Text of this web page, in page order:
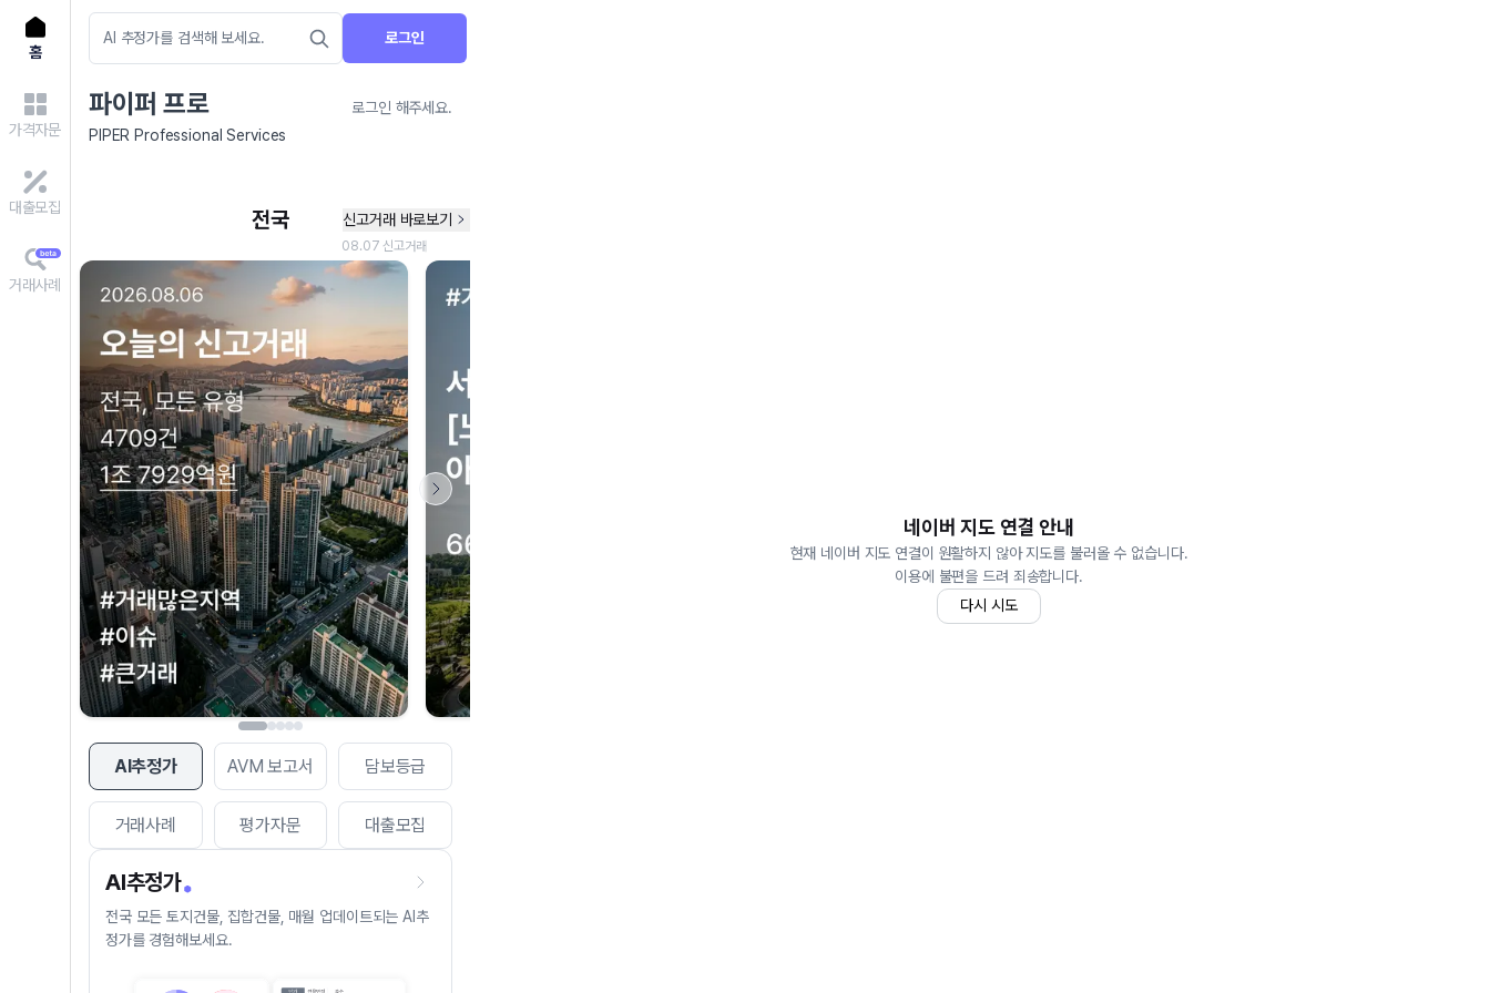
홈
가격자문
대출모집
거래사례
로그인
파이퍼 프로
로그인 해주세요.
PIPER Professional Services
AI추정가 AVM 보고서 담보등급
거래사례 평가자문 대출모집
AI추정가
전국 모든 토지건물, 집합건물, 매월 업데이트되는 AI추
정가를 경험해보세요.
네이버 지도 연결 안내
현재 네이버 지도 연결이 원활하지 않아 지도를 불러올 수 없습니다.
이용에 불편을 드려 죄송합니다.
다시 시도